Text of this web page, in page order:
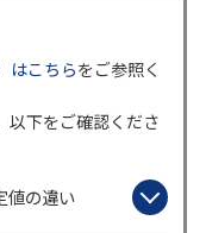
ポートサイトの使い方
工事・故障情報通知
サービス
はこちらをご参照く
以下をご確認くださ
値の違い